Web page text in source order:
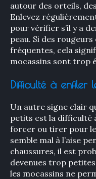
autour des orteils,
Enlevez
pour vérifier s’il y a
peau. Si des
fréquentes, cela
mocassins sont trop
Difficulté à enfiler
Un autre signe clair
petits est la difficulté
forcer ou tirer pour
semble mal à l’aise
chaussures, il est
devenues trop
les mocassins ne